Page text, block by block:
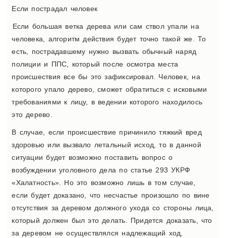
Если пострадал человек
Если большая ветка дерева или сам ствол упали на
человека, алгоритм действия будет точно такой же. То
есть, пострадавшему нужно вызвать обычный наряд
полиции и ППС, который после осмотра места
происшествия все бы это зафиксировал. Человек, на
которого упало дерево, сможет обратиться с исковыми
требованиями к лицу, в ведении которого находилось
это дерево.
В случае, если происшествие причинило тяжкий вред
здоровью или вызвало летальный исход, то в данной
ситуации будет возможно поставить вопрос о
возбуждении уголовного дела по статье 293 УКРФ
«Халатность». Но это возможно лишь в том случае,
если будет доказано, что несчастье произошло по вине
отсутствия за деревом должного ухода со стороны лица,
который должен был это делать. Придется доказать, что
за деревом не осуществлялся надлежащий ход,